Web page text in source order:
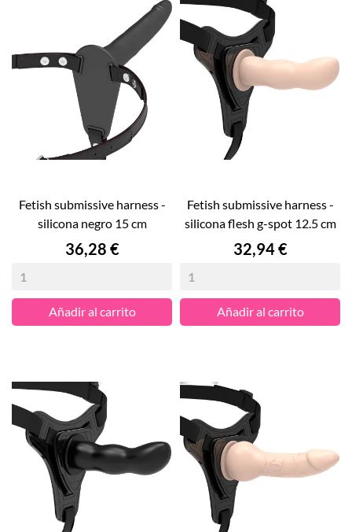
fetish submissive harness -
silicona negro 15 cm
Precio
36,28 €
Añadir al carrito
fetish submissive harness -
silicona flesh g-spot 12.5 cm
Precio
32,94 €
Añadir al carrito